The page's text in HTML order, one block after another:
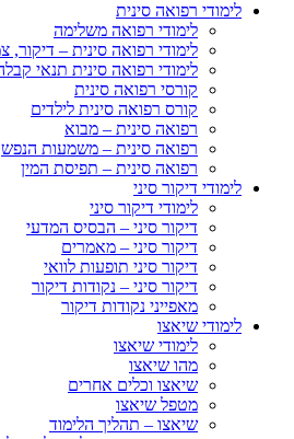
לימודי רפואה סינית
לימודי רפואה משלימה
לימודי רפואה סינית – דיקור,
לימודי רפואה סינית תנאי
קורסי רפואה סינית
קורס רפואה סינית לילדים
רפואה סינית – מבוא
רפואה סינית – משמעות הנפש
רפואה סינית – תפיסת המין
לימודי דיקור סיני
לימודי דיקור סיני
דיקור סיני – הבסיס המדעי
דיקור סיני – מאמרים
דיקור סיני תופעות לוואי
דיקור סיני – נקודות דיקור
מאפייני נקודות דיקור
לימודי שיאצו
לימודי שיאצו
מהו שיאצו
שיאצו וכלים אחרים
מטפל שיאצו
שיאצו – תהליך הלימוד